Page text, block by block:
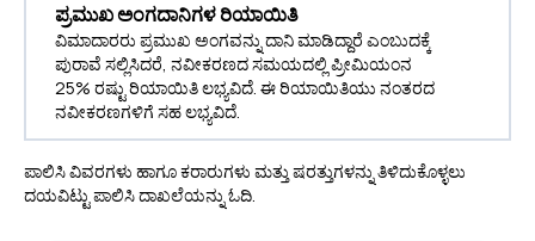
ಪ್ರಮುಖ ಅಂಗದಾನಿಗಳ ರಿಯಾಯಿತಿ
ವಿಮಾದಾರರು ಪ್ರಮುಖ ಅಂಗವನ್ನು ದಾನಿ ಮಾಡಿದ್ದಾರೆ ಎಂಬುದಕ್ಕೆ
ಪುರಾವೆ ಸಲ್ಲಿಸಿದರೆ, ನವೀಕರಣದ ಸಮಯದಲ್ಲಿ ಪ್ರೀಮಿಯಂನ
25% ರಷ್ಟು ರಿಯಾಯಿತಿ ಲಭ್ಯವಿದೆ. ಈ ರಿಯಾಯಿತಿಯು ನಂತರದ
ನವೀಕರಣಗಳಿಗೆ ಸಹ ಲಭ್ಯವಿದೆ.
ಪಾಲಿಸಿ ವಿವರಗಳು ಹಾಗೂ ಕರಾರುಗಳು ಮತ್ತು ಷರತ್ತುಗಳನ್ನು ತಿಳಿದುಕೊಳ್ಳಲು
ದಯವಿಟ್ಟು ಪಾಲಿಸಿ ದಾಖಲೆಯನ್ನು ಓದಿ.